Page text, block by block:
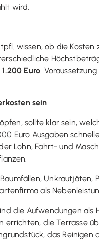
wird.
wissen, ob die
1.200 Euro.
sein
sollte klar sein,
Euro Ausgaben
Lohn, Fahrt- und
als
die Aufwendungen
errichten, die Terrasse
das